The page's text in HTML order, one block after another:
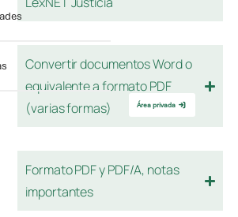
Área privada